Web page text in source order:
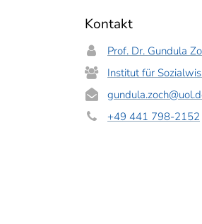
Kontakt
Prof. Dr. Gundula
Institut für
gundula.zoch
+49 441 798-2152